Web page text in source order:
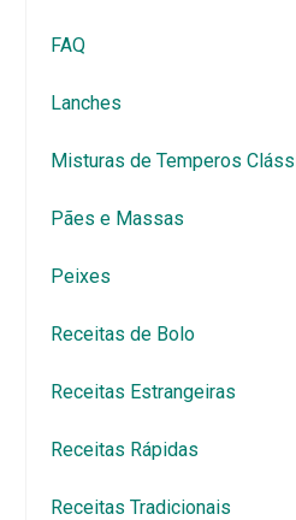
FAQ
Lanches
Misturas de Temperos
Pães e Massas
Peixes
Receitas de Bolo
Receitas Estrangeiras
Receitas Rápidas
Receitas Tradicionais